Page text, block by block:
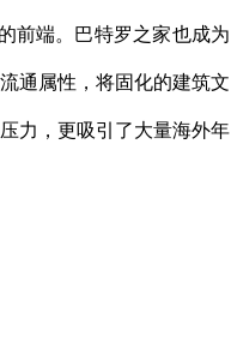
前端。巴特罗之家也成为
通属性，将固化的建筑文
力，更吸引了大量海外年